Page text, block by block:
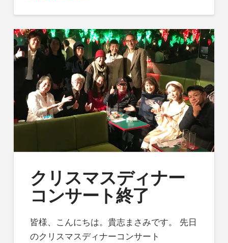
クリスマスディナー
コンサート終了
皆様、こんにちは。貴志まさみです。 先日
のクリスマスディナーコンサート